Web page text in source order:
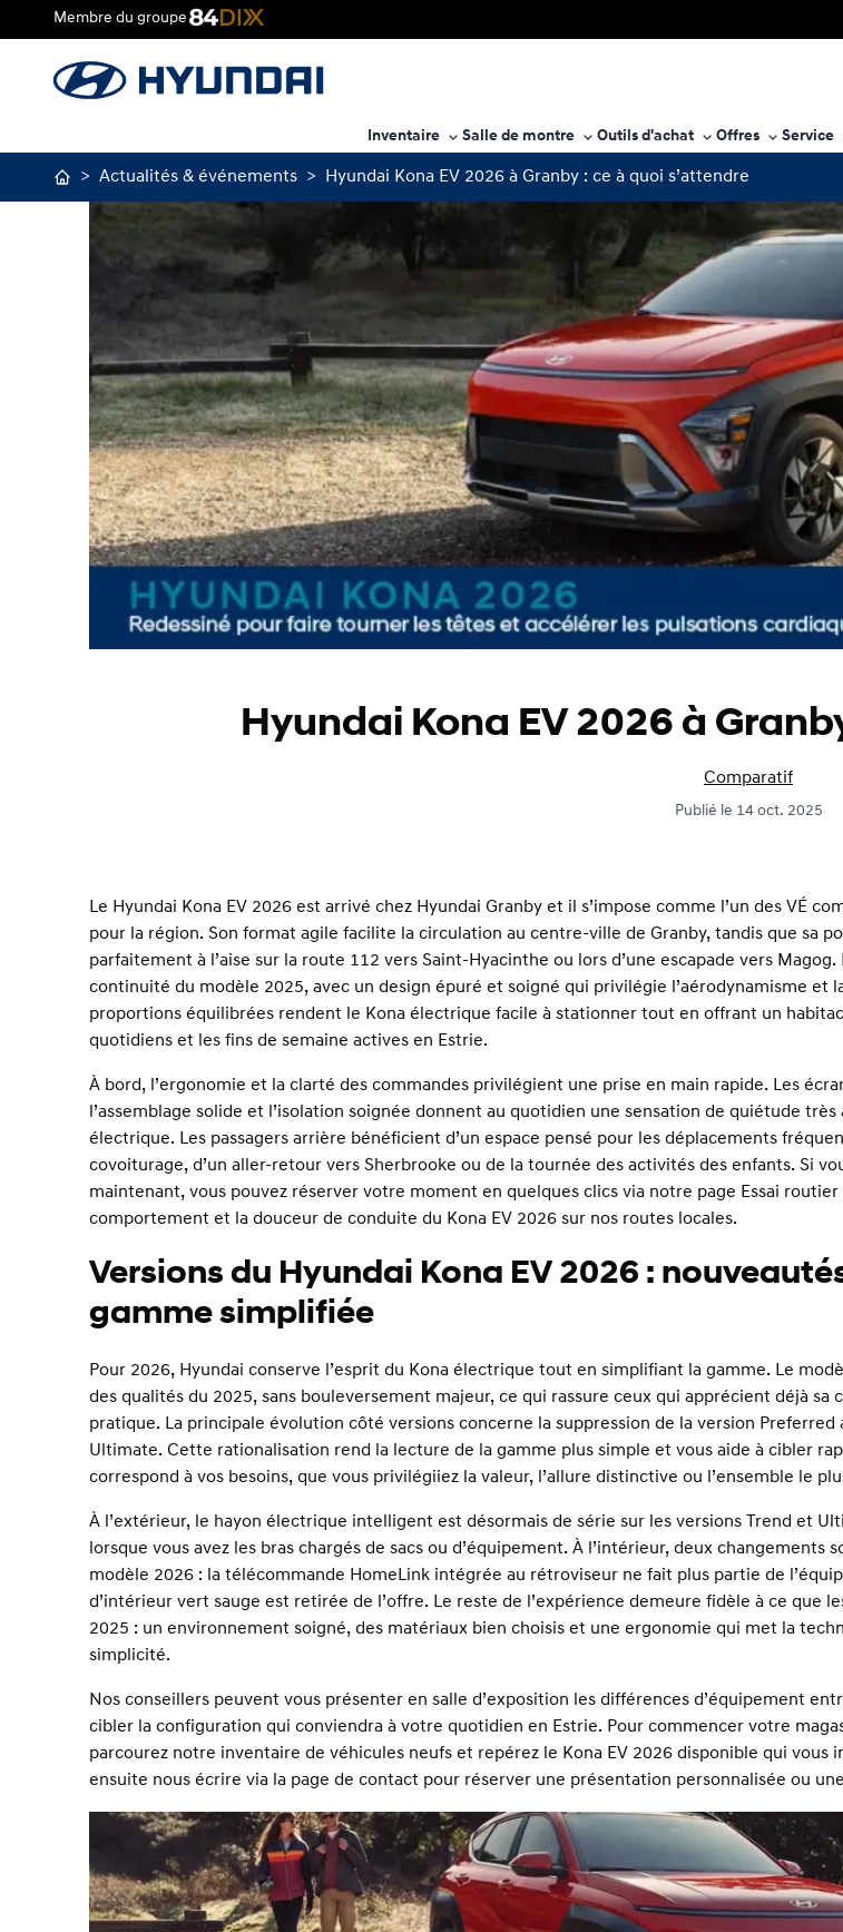
Membre du groupe
Inventaire Salle de montre Outils d'achat Offres Service
> Actualités & événements > Hyundai Kona EV 2026 à Granby : ce à quoi s’attendre
Hyundai Kona EV 2026 à
Comparatif
Publié le 14 oct. 2025
Le Hyundai Kona EV 2026 est arrivé chez Hyundai Granby et il s’impose comme l’un des VÉ
pour la région. Son format agile facilite la circulation au centre-ville de Granby, tandis que sa
parfaitement à l’aise sur la route 112 vers Saint-Hyacinthe ou lors d’une escapade vers
continuité du modèle 2025, avec un design épuré et soigné qui privilégie l’aérodynamisme et
proportions équilibrées rendent le Kona électrique facile à stationner tout en offrant un
quotidiens et les fins de semaine actives en Estrie.
À bord, l’ergonomie et la clarté des commandes privilégient une prise en main rapide. Les
l’assemblage solide et l’isolation soignée donnent au quotidien une sensation de quiétude
électrique. Les passagers arrière bénéficient d’un espace pensé pour les déplacements
covoiturage, d’un aller-retour vers Sherbrooke ou de la tournée des activités des enfants. Si
maintenant, vous pouvez réserver votre moment en quelques clics via notre page Essai routier
comportement et la douceur de conduite du Kona EV 2026 sur nos routes locales.
Versions du Hyundai Kona EV 2026 :
gamme simplifiée
Pour 2026, Hyundai conserve l’esprit du Kona électrique tout en simplifiant la gamme. Le
des qualités du 2025, sans bouleversement majeur, ce qui rassure ceux qui apprécient déjà sa
pratique. La principale évolution côté versions concerne la suppression de la version Preferred
Ultimate. Cette rationalisation rend la lecture de la gamme plus simple et vous aide à cibler
correspond à vos besoins, que vous privilégiiez la valeur, l’allure distinctive ou l’ensemble le
À l’extérieur, le hayon électrique intelligent est désormais de série sur les versions Trend et
lorsque vous avez les bras chargés de sacs ou d’équipement. À l’intérieur, deux changements
modèle 2026 : la télécommande HomeLink intégrée au rétroviseur ne fait plus partie de
d’intérieur vert sauge est retirée de l’offre. Le reste de l’expérience demeure fidèle à ce que
2025 : un environnement soigné, des matériaux bien choisis et une ergonomie qui met la
simplicité.
Nos conseillers peuvent vous présenter en salle d’exposition les différences d’équipement
cibler la configuration qui conviendra à votre quotidien en Estrie. Pour commencer votre
parcourez notre inventaire de véhicules neufs et repérez le Kona EV 2026 disponible qui vous
ensuite nous écrire via la page de contact pour réserver une présentation personnalisée ou